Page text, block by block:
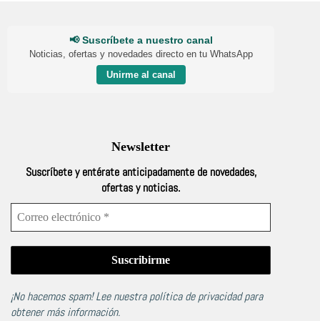
📢 Suscríbete a nuestro canal
Noticias, ofertas y novedades directo en tu WhatsApp
Unirme al canal
Newsletter
Suscríbete y entérate anticipadamente de novedades,
ofertas y noticias.
¡No hacemos spam! Lee nuestrapolítica de privacidadpara
obtener más información.